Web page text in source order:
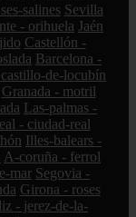
salines Sevilla
- orihuela Jaén
Castellón -
Barcelona -
de-locubín
Granada - motril
Las-palmas -
- ciudad-real
Illes-balears -
A-coruña - ferrol
mar Segovia -
Girona - roses
- jerez-de-la-